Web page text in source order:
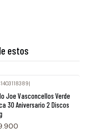
estos
|
Joe Vasconcellos Verde
30 Aniversario 2 Discos